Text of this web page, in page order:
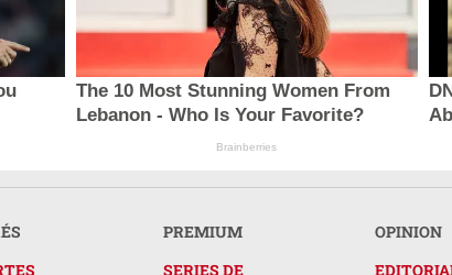
The 10 Most Stunning Women From
Lebanon - Who Is Your Favorite?
Brainberries
PREMIUM
SERIES DE
OPINION